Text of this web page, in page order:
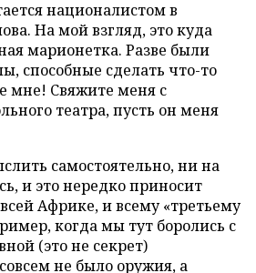
националистом в
На мой взгляд, это куда
марионетка. Разве были
способные сделать что-то
мне! Свяжите меня с
театра, пусть он меня
самостоятельно, ни на
и это нередко приносит
Африке, и всему «третьему
когда мы тут боролись с
(это не секрет)
не было оружия, а